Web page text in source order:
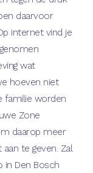
daarvoor
internet vind je
wat
hoeven niet
familie worden
Zone
daarop meer
te geven. Zal
in Den Bosch